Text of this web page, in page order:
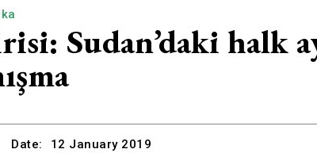
Sudan’daki halk
Date: 12 January 2019